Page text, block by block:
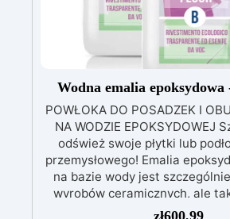
Wodna emalia epoksydowa
POWŁOKA DO POSADZEK I
NA WODZIE EPOKSYDOWEJ
odśwież swoje płytki lub
przemysłowego! Emalia
na bazie wody jest
wyrobów ceramicznych, ale
rodzajów podłoża, takich jak